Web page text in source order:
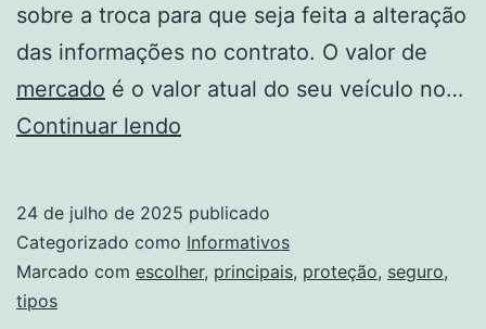
sobre a troca para que seja feita a alteração
das informações no contrato. O valor de
mercado é o valor atual do seu veículo no…
Continuar lendo
seguro
e
24 de julho de 2025 publicado
Categorizado como Informativos
Marcado com escolher, principais, proteção, seguro,
tipos